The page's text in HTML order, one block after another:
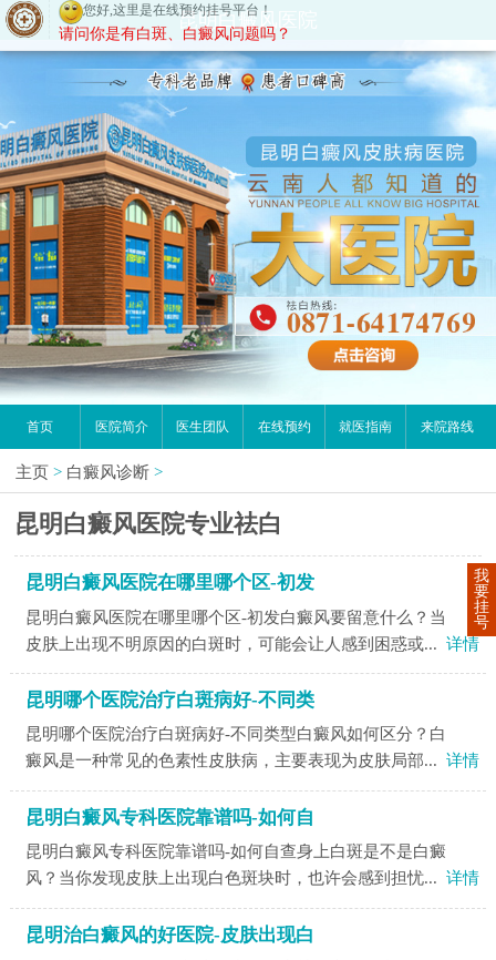
昆明白癜风医院
首页 医院简介 医生团队 在线预约 就医指南 来院路线
主页 > 白癜风诊断 >
昆明白癜风医院专业祛白
昆明白癜风医院在哪里哪个区-初发
昆明白癜风医院在哪里哪个区-初发白癜风要留意什么？当
皮肤上出现不明原因的白斑时，可能会让人感到困惑或... 详情
昆明哪个医院治疗白斑病好-不同类
昆明哪个医院治疗白斑病好-不同类型白癜风如何区分？白
癜风是一种常见的色素性皮肤病，主要表现为皮肤局部... 详情
昆明白癜风专科医院靠谱吗-如何自
昆明白癜风专科医院靠谱吗-如何自查身上白斑是不是白癜
风？当你发现皮肤上出现白色斑块时，也许会感到担忧... 详情
昆明治白癜风的好医院-皮肤出现白
我
要
挂
号